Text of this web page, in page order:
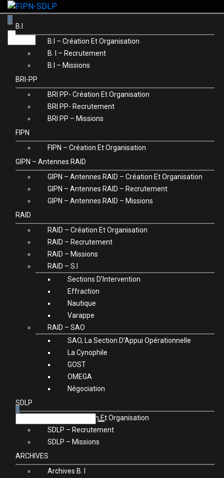
Skip
to
content
B.I
B.I – Création Et Organisation
B. I – Recrutement
B.I – Missions
BRI-PP
BRI PP- Création Et Organisation
BRI PP- Recrutement
BRI PP – Missions
FIPN
FIPN – Création Et Organisation
GIPN – Antennes RAID
GIPN – Antennes RAID – Création Et Organisation
GIPN – Antennes RAID – Recrutement
GIPN – Antennes RAID – Missions
RAID
RAID – Création Et Organisation
RAID – Recrutement
RAID – Missions
RAID – S.I
Sections D’Intervention
Effraction
Nautique
Varappe
RAID – SAO
SAO, La Section D’Appui Opérationnelle
La Cynophile
GOST
OMEGA
Négociation
SDLP
SDLP – Création Et Organisation
SDLP – Recrutement
SDLP – Missions
ARCHIVES
Archives B. I